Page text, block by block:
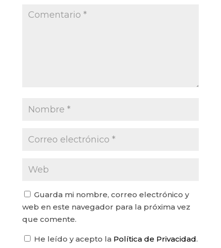
Guarda mi nombre, correo electrónico y
web en este navegador para la próxima vez
que comente.
He leído y acepto la Política de Privacidad.